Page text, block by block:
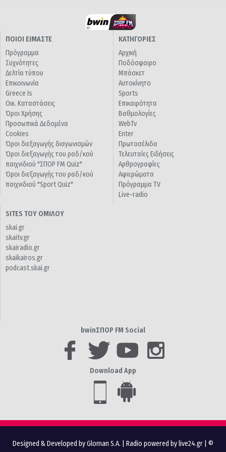
ΠΟΙΟΙ ΕΙΜΑΣΤΕ
Πρόγραμμα
Συχνότητες
Δελτία τύπου
Επικοινωνία
Greece Is
Οικ. Καταστάσεις
Όροι Χρήσης
Προσωπικά Δεδομένα
Cookies
Όροι διεξαγωγής διαγωνισμών
Όροι διεξαγωγής του ραδ/κού
παιχνιδιού "ΣΠΟΡ FM Quiz"
Όροι διεξαγωγής του ραδ/κού
παιχνιδιού "Sport Quiz"
ΚΑΤΗΓΟΡΙΕΣ
Αρχική
Ποδόσφαιρο
Μπάσκετ
Αυτοκίνητο
Sports
Επικαιρότητα
Βαθμολογίες
WebTv
Enter
Πρωτοσέλιδα
Τελευταίες Ειδήσεις
Αρθρογραφίες
Αφιερώματα
Πρόγραμμα TV
Live-radio
SITES ΤΟΥ ΟΜΙΛΟΥ
skai.gr
skaitv.gr
skairadio.gr
skaikairos.gr
podcast.skai.gr
bwinΣΠΟΡ FM Social
Download App
Designed & Developed by Gloman S.A. Radio powered by live24.gr | ©